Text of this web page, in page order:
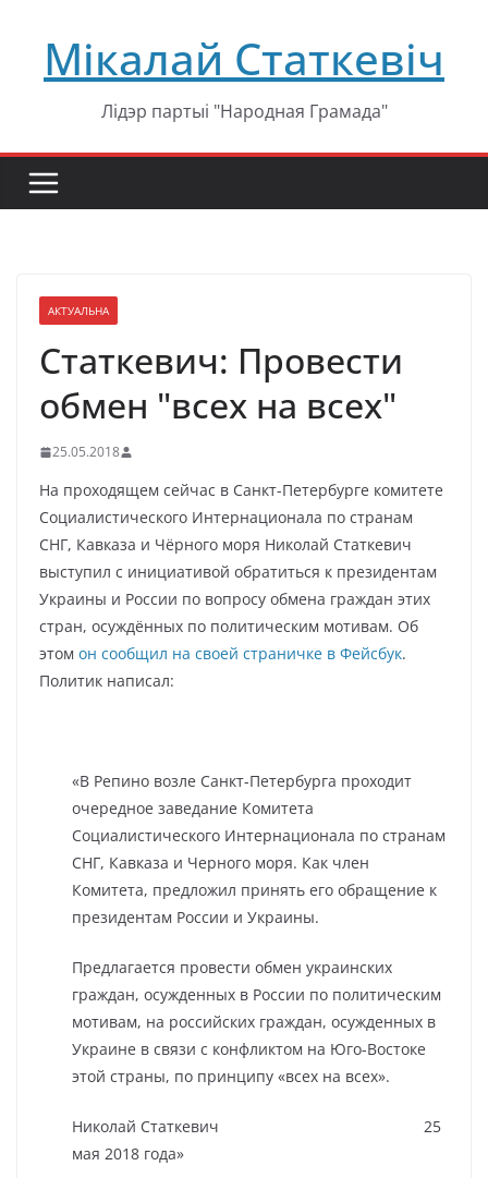
содержимому
Мікалай Статкевіч
Лідэр партыі "Народная Грамада"
АКТУАЛЬНА
Статкевич: Провести
обмен "всех на всех"
25.05.2018
На проходящем сейчас в Санкт-Петербурге комитете
Социалистического Интернационала по странам
СНГ, Кавказа и Чёрного моря Николай Статкевич
выступил с инициативой обратиться к президентам
Украины и России по вопросу обмена граждан этих
стран, осуждённых по политическим мотивам. Об
этом он сообщил на своей страничке в Фейсбук.
Политик написал:
«В Репино возле Санкт-Петербурга проходит
очередное заведание Комитета
Социалистического Интернационала по странам
СНГ, Кавказа и Черного моря. Как член
Комитета, предложил принять его обращение к
президентам России и Украины.
Предлагается провести обмен украинских
граждан, осужденных в России по политическим
мотивам, на российских граждан, осужденных в
Украине в связи с конфликтом на Юго-Востоке
этой страны, по принципу «всех на всех».
Николай Статкевич 25
мая 2018 года»